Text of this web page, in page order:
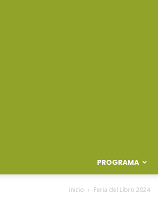
PROGRAMA
Inicio Feria del Libro 2024